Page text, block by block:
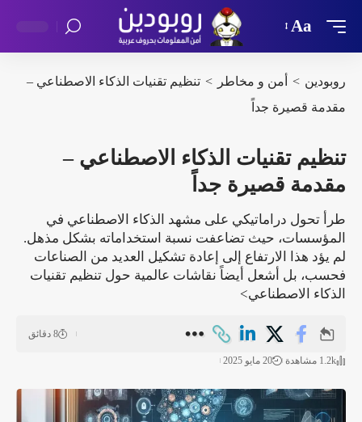
Aa
روبودين > أمن و مخاطر > تنظيم تقنيات الذكاء الاصطناعي –
مقدمة قصيرة جداً
تنظيم تقنيات الذكاء الاصطناعي –
مقدمة قصيرة جداً
طرأ تحول دراماتيكي على مشهد الذكاء الاصطناعي في
المؤسسات، حيث تضاعفت نسبة استخداماته بشكل مذهل.
لم يؤد هذا الارتفاع إلى إعادة تشكيل العديد من الصناعات
فحسب، بل أشعل أيضاً نقاشات عالمية حول تنظيم تقنيات
الذكاء الاصطناعي>
1.2k مشاهدة 20 مايو 2025
8 دقائق